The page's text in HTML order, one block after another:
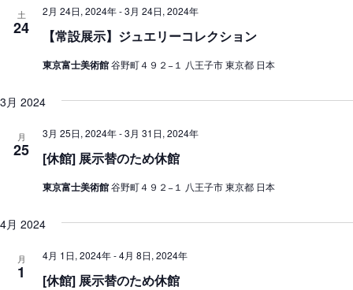
土
24 【常設展示】ジュエリーコレクション
2月 24日, 2024年-3月 24日, 2024年
東京富士美術館谷野町４９２−１ 八王子市 東京都 日本
3月 2024
月
25 [休館] 展示替のため休館
3月 25日, 2024年-3月 31日, 2024年
東京富士美術館谷野町４９２−１ 八王子市 東京都 日本
4月 2024
月
1 [休館] 展示替のため休館
4月 1日, 2024年-4月 8日, 2024年